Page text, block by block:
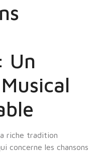
Un
riche tradition
concerne les chansons